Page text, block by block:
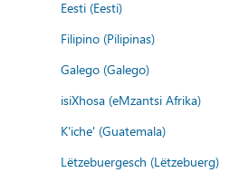
Eesti (Eesti)
Filipino (Pilipinas)
Galego (Galego)
isiXhosa (eMzantsi Afrika)
K'iche' (Guatemala)
Lëtzebuergesch (Lëtzebuerg)